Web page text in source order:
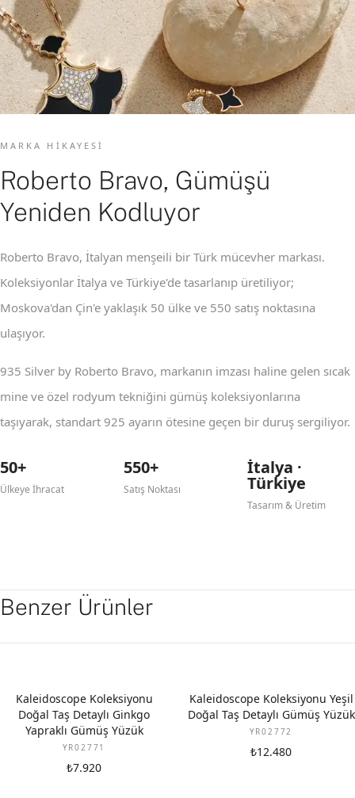
MARKA HIKAYESI
Roberto Bravo, Gümüşü
Yeniden Kodluyor
Roberto Bravo, İtalyan menşeili bir Türk mücevher markası.
Koleksiyonlar İtalya ve Türkiye'de tasarlanıp üretiliyor;
Moskova'dan Çin'e yaklaşık 50 ülke ve 550 satış noktasına
ulaşıyor.
935 Silver by Roberto Bravo, markanın imzası haline gelen sıcak
mine ve özel rodyum tekniğini gümüş koleksiyonlarına
taşıyarak, standart 925 ayarın ötesine geçen bir duruş sergiliyor.
50+
Ülkeye İhracat
550+
Satış Noktası
İtalya ·
Türkiye
Tasarım & Üretim
Benzer Ürünler
Kaleidoscope Koleksiyonu
Doğal Taş Detaylı Ginkgo
Yapraklı Gümüş Yüzük
YR02771
₺7.920
Kaleidoscope Koleksiyonu Yeşil
Doğal Taş Detaylı Gümüş Yüzük
YR02772
₺12.480